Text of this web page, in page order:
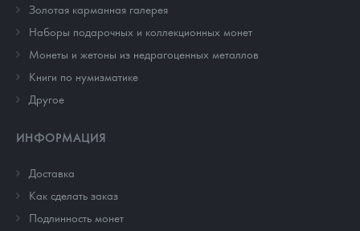
Золотая карманная галерея
Наборы подарочных и коллекционных монет
Монеты и жетоны из недрагоценных металлов
Книги по нумизматике
Другое
ИНФОРМАЦИЯ
Доставка
Как сделать заказ
Подлинность монет